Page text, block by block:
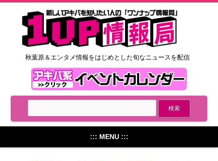
秋葉原＆エンタメ情報をはじめとした旬なニュースを配信
::: MENU :::